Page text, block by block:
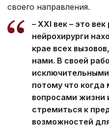
своего направления.
– XXI век – это
нейрохирурги
крае всех
нами. В своей
потому что когда
вопросами жизни
стремиться к
возможностей